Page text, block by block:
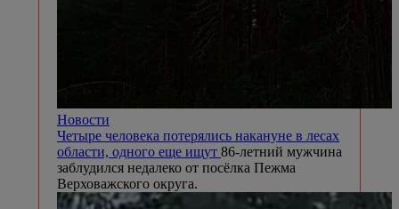
Новости
Четыре человека потерялись накануне в лесах
области, одного еще ищут 86-летний мужчина
заблудился недалеко от посёлка Пежма
Верховажского округа.